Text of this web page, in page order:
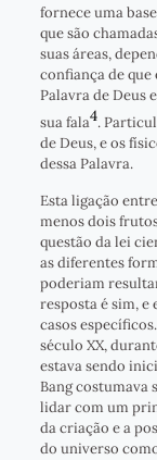
fornece uma
que são
suas áreas,
confiança de que
Palavra de Deus
sua fala4.
de Deus, e os
dessa Palavra.
Esta ligação
menos dois
questão da lei
as diferentes
poderiam
resposta é sim,
casos
século XX,
estava sendo
Bang costumava
lidar com um
da criação e a
do universo